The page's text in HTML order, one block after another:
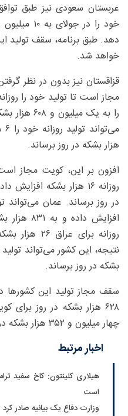
عربستان سعودی نیز طبق
خواهد شد.
قزاقستان نیز بدون در نظر
را به یک
هزار بشکه در روز برساند.
افزون بر این، کویت مجاز
در روز برساند. عمان می‌تواند
افزایش
روزانه
بشکه در روز برساند.
چهار میلیون و ۳۵۲ هزار بشکه در روز برای عراق بود.
اخبار مرتبط
هیلاری کلینتون: کاخ سفید
است
وزارت دفاع یک بیانیه صادر